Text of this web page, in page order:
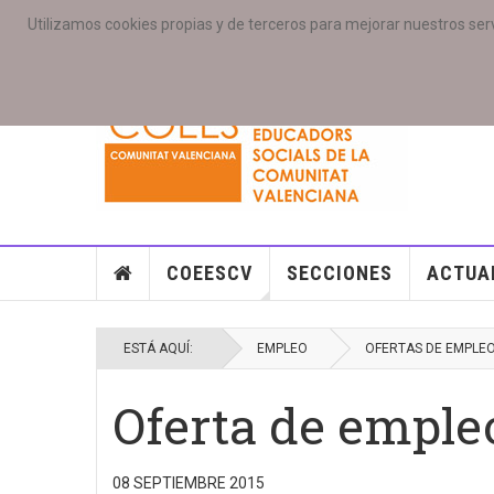
Utilizamos cookies propias y de terceros para mejorar nuestros
PORTADA ACCESO COLEGIAD@S GALERIAS
COEESCV SECCIONES
ESTÁ AQUÍ: EMPLEO OFERTAS DE EMPLEO
Oferta de
08 SEPTIEMBRE 2015